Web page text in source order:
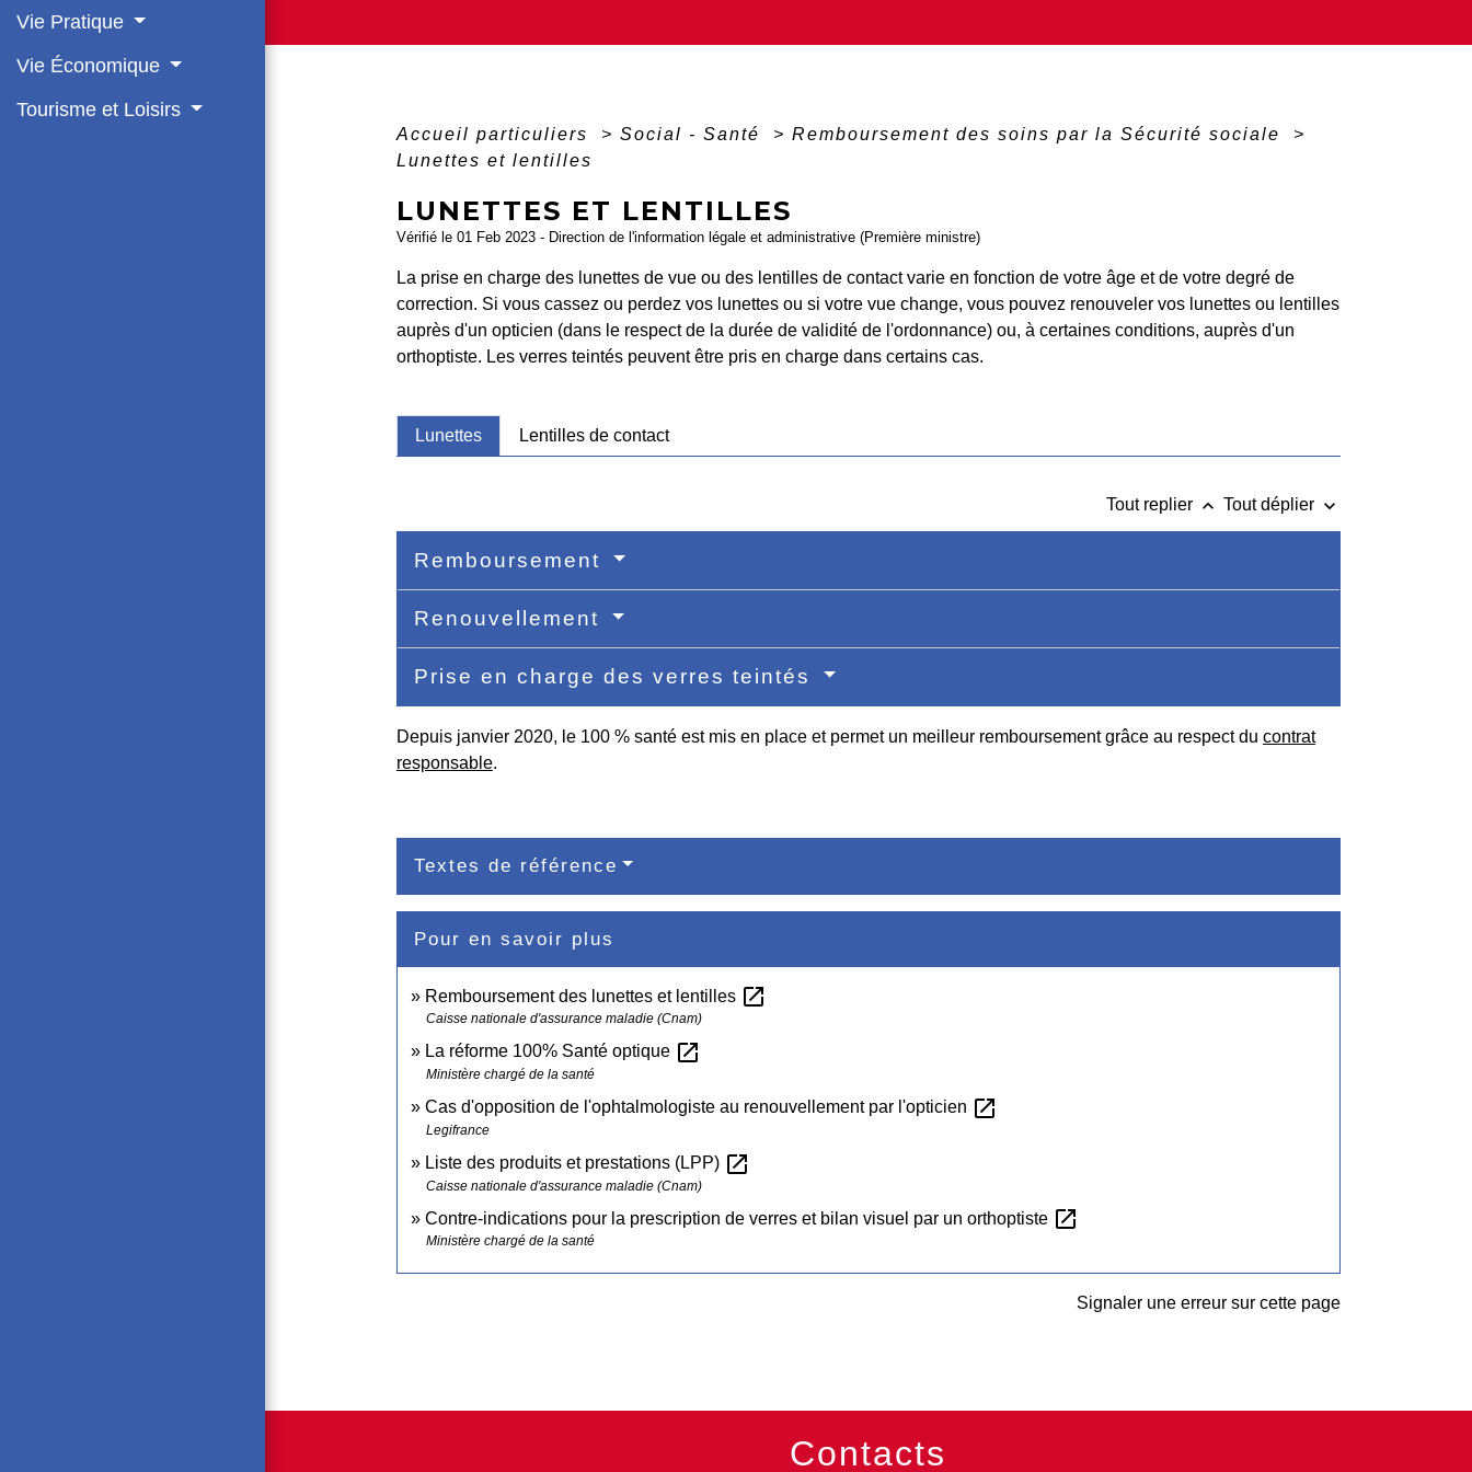
Vie Pratique
Vie Économique
Tourisme et Loisirs
Accueil particuliers > Social - Santé > Remboursement des soins par la Sécurité sociale
>
Lunettes et lentilles
LUNETTES ET LENTILLES
Vérifié le 01 Feb 2023 - Direction de l'information légale et administrative (Première ministre)
La prise en charge des lunettes de vue ou des lentilles de contact varie en fonction de votre âge et de votre degré de
correction. Si vous cassez ou perdez vos lunettes ou si votre vue change, vous pouvez renouveler vos lunettes ou lentilles
auprès d'un opticien (dans le respect de la durée de validité de l'ordonnance) ou, à certaines conditions, auprès d'un
orthoptiste. Les verres teintés peuvent être pris en charge dans certains cas.
Lunettes Lentilles de contact
Tout replier keyboard_arrow_up Tout déplier keyboard_arrow_down
Remboursement
Renouvellement
Prise en charge des verres teintés
Depuis janvier 2020, le 100 % santé est mis en place et permet un meilleur remboursement grâce au respect du contrat
responsable.
Textes de référence
Pour en savoir plus
Remboursement des lunettes et lentilles open_in_new
Caisse nationale d'assurance maladie (Cnam)
La réforme 100% Santé optique open_in_new
Ministère chargé de la santé
Cas d'opposition de l'ophtalmologiste au renouvellement par l'opticien open_in_new
Legifrance
Liste des produits et prestations (LPP) open_in_new
Caisse nationale d'assurance maladie (Cnam)
Contre-indications pour la prescription de verres et bilan visuel par un orthoptiste open_in_new
Ministère chargé de la santé
Signaler une erreur sur cette page
Contacts